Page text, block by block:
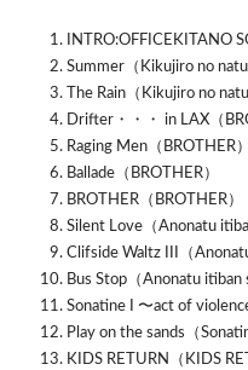
INTRO:OFFICEKITANO
Summer（Kikujiro no natu
The Rain（Kikujiro no natu
Drifter・・・ in LAX（
Raging Men（BROTHER）
Ballade（BROTHER）
BROTHER（BROTHER）
Silent Love（Anonatu
Clifside Waltz III（
Bus Stop（Anonatu itiban
Sonatine I 〜act of
Play on the sands（
KIDS RETURN（KIDS